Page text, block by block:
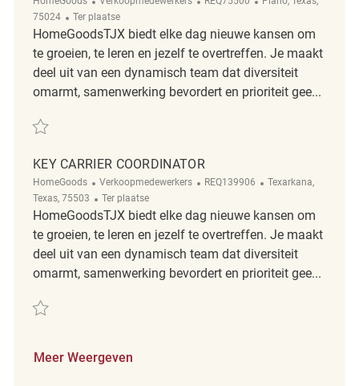
75024
Afgelegen
Ter plaatse
HomeGoodsTJX biedt elke dag nieuwe kansen om
te groeien, te leren en jezelf te overtreffen. Je maakt
deel uit van een dynamisch team dat diversiteit
omarmt, samenwerking bevordert en prioriteit gee...
Redden Retail Key Carrier REQ75500
KEY CARRIER COORDINATOR
HomeGoods Categorie
Verkoopmedewerkers ReqId
REQ139906 Plaats
Texarkana,
Texas, 75503
Afgelegen
Ter plaatse
HomeGoodsTJX biedt elke dag nieuwe kansen om
te groeien, te leren en jezelf te overtreffen. Je maakt
deel uit van een dynamisch team dat diversiteit
omarmt, samenwerking bevordert en prioriteit gee...
Redden Key Carrier Coordinator REQ139906
Meer Weergeven